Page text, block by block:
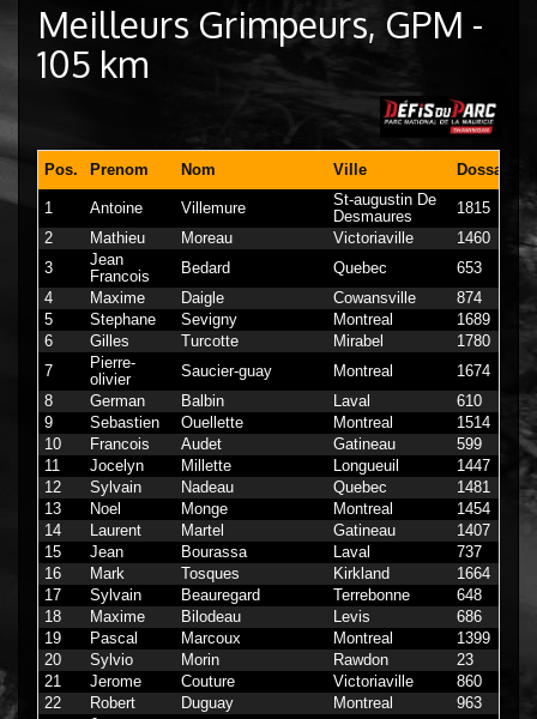
Meilleurs Grimpeurs, GPM -
105 km
Pos. Prenom Nom Ville Dossard
1
Antoine Villemure
St-augustin De
Desmaures
1815
1
2
Mathieu Moreau Victoriaville 1460
2
3
Jean
Francois
Bedard Quebec 653
4
Maxime Daigle Cowansville 874
5
Stephane Sevigny Montreal 1689
6
Gilles Turcotte Mirabel 1780
7
Pierre-
olivier
Saucier-guay Montreal 1674
8
German Balbin Laval 610
9
Sebastien Ouellette Montreal 1514
10
Francois Audet Gatineau 599
11
Jocelyn Millette Longueuil 1447
12
Sylvain Nadeau Quebec 1481
13
Noel Monge Montreal 1454
14
Laurent Martel Gatineau 1407
15
Jean Bourassa Laval 737
16
Mark Tosques Kirkland 1664
17
Sylvain Beauregard Terrebonne 648
18
Maxime Bilodeau Levis 686
19
Pascal Marcoux Montreal 1399
20
Sylvio Morin Rawdon 23
21
Jerome Couture Victoriaville 860
22
Robert Duguay Montreal 963